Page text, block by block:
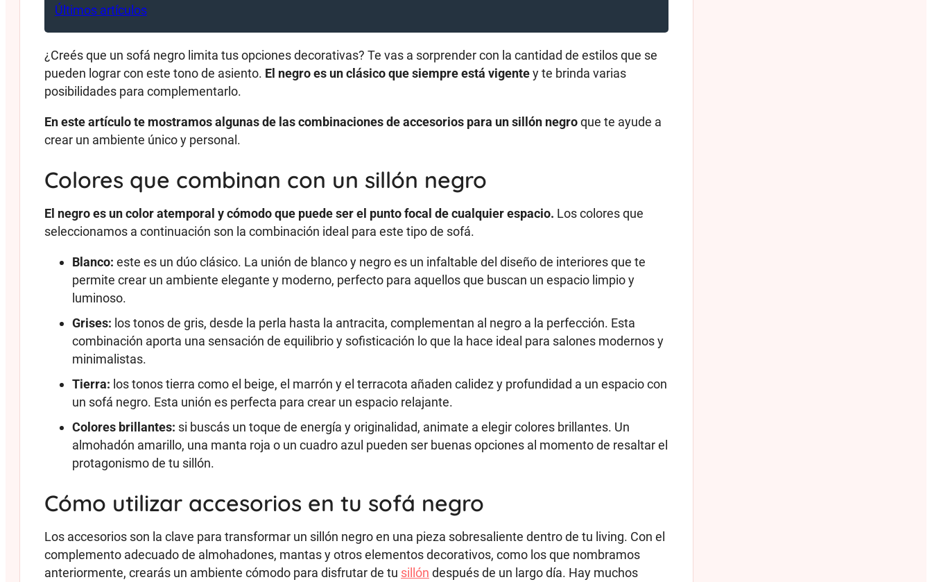
Últimos artículos
¿Creés que un sofá negro limita tus opciones decorativas? Te vas a sorprender con la cantidad de estilos que se
pueden lograr con este tono de asiento. El negro es un clásico que siempre está vigentey te brinda varias
posibilidades para complementarlo.
En este artículo te mostramos algunas de las combinaciones de accesorios para un sillón negroque te ayude a
crear un ambiente único y personal.
Colores que combinan con un sillón negro
El negro es un color atemporal y cómodo que puede ser el punto focal de cualquier espacio. Los colores que
seleccionamos a continuación son la combinación ideal para este tipo de sofá.
Blanco: este es un dúo clásico. La unión de blanco y negro es un infaltable del diseño de interiores que te
permite crear un ambiente elegante y moderno, perfecto para aquellos que buscan un espacio limpio y
luminoso.
Grises: los tonos de gris, desde la perla hasta la antracita, complementan al negro a la perfección. Esta
combinación aporta una sensación de equilibrio y sofisticación lo que la hace ideal para salones modernos y
minimalistas.
Tierra: los tonos tierra como el beige, el marrón y el terracota añaden calidez y profundidad a un espacio con
un sofá negro. Esta unión es perfecta para crear un espacio relajante.
Colores brillantes: si buscás un toque de energía y originalidad, animate a elegir colores brillantes. Un
almohadón amarillo, una manta roja o un cuadro azul pueden ser buenas opciones al momento de resaltar el
protagonismo de tu sillón.
Cómo utilizar accesorios en tu sofá negro
Los accesorios son la clave para transformar un sillón negro en una pieza sobresaliente dentro de tu living. Con el
complemento adecuado de almohadones, mantas y otros elementos decorativos, como los que nombramos
anteriormente, crearás un ambiente cómodo para disfrutar de tu sillón después de un largo día. Hay muchos